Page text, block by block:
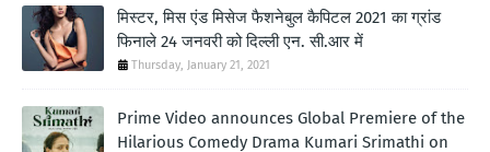
मिस्टर, मिस एंड मिसेज फैशनेबुल कैपिटल 2021 का ग्रांड
फिनाले 24 जनवरी को दिल्ली एन. सी.आर में
Thursday, January 21, 2021
Prime Video announces Global Premiere of the
Hilarious Comedy Drama Kumari Srimathi on